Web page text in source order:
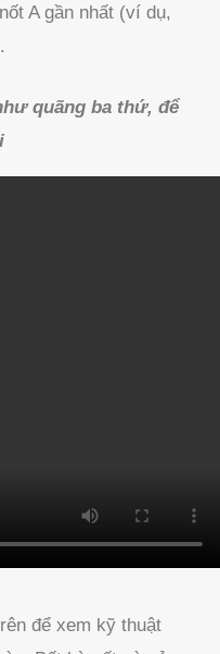
A gần nhất (ví dụ,
quãng ba thứ, để
để xem kỹ thuật